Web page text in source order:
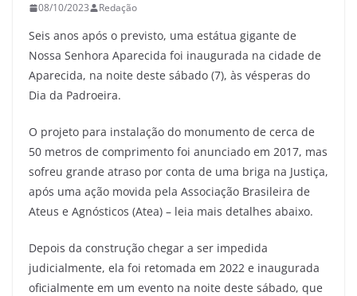
08/10/2023 Redação
Seis anos após o previsto, uma estátua gigante de
Nossa Senhora Aparecida foi inaugurada na cidade de
Aparecida, na noite deste sábado (7), às vésperas do
Dia da Padroeira.
O projeto para instalação do monumento de cerca de
50 metros de comprimento foi anunciado em 2017, mas
sofreu grande atraso por conta de uma briga na Justiça,
após uma ação movida pela Associação Brasileira de
Ateus e Agnósticos (Atea) – leia mais detalhes abaixo.
Depois da construção chegar a ser impedida
judicialmente, ela foi retomada em 2022 e inaugurada
oficialmente em um evento na noite deste sábado, que